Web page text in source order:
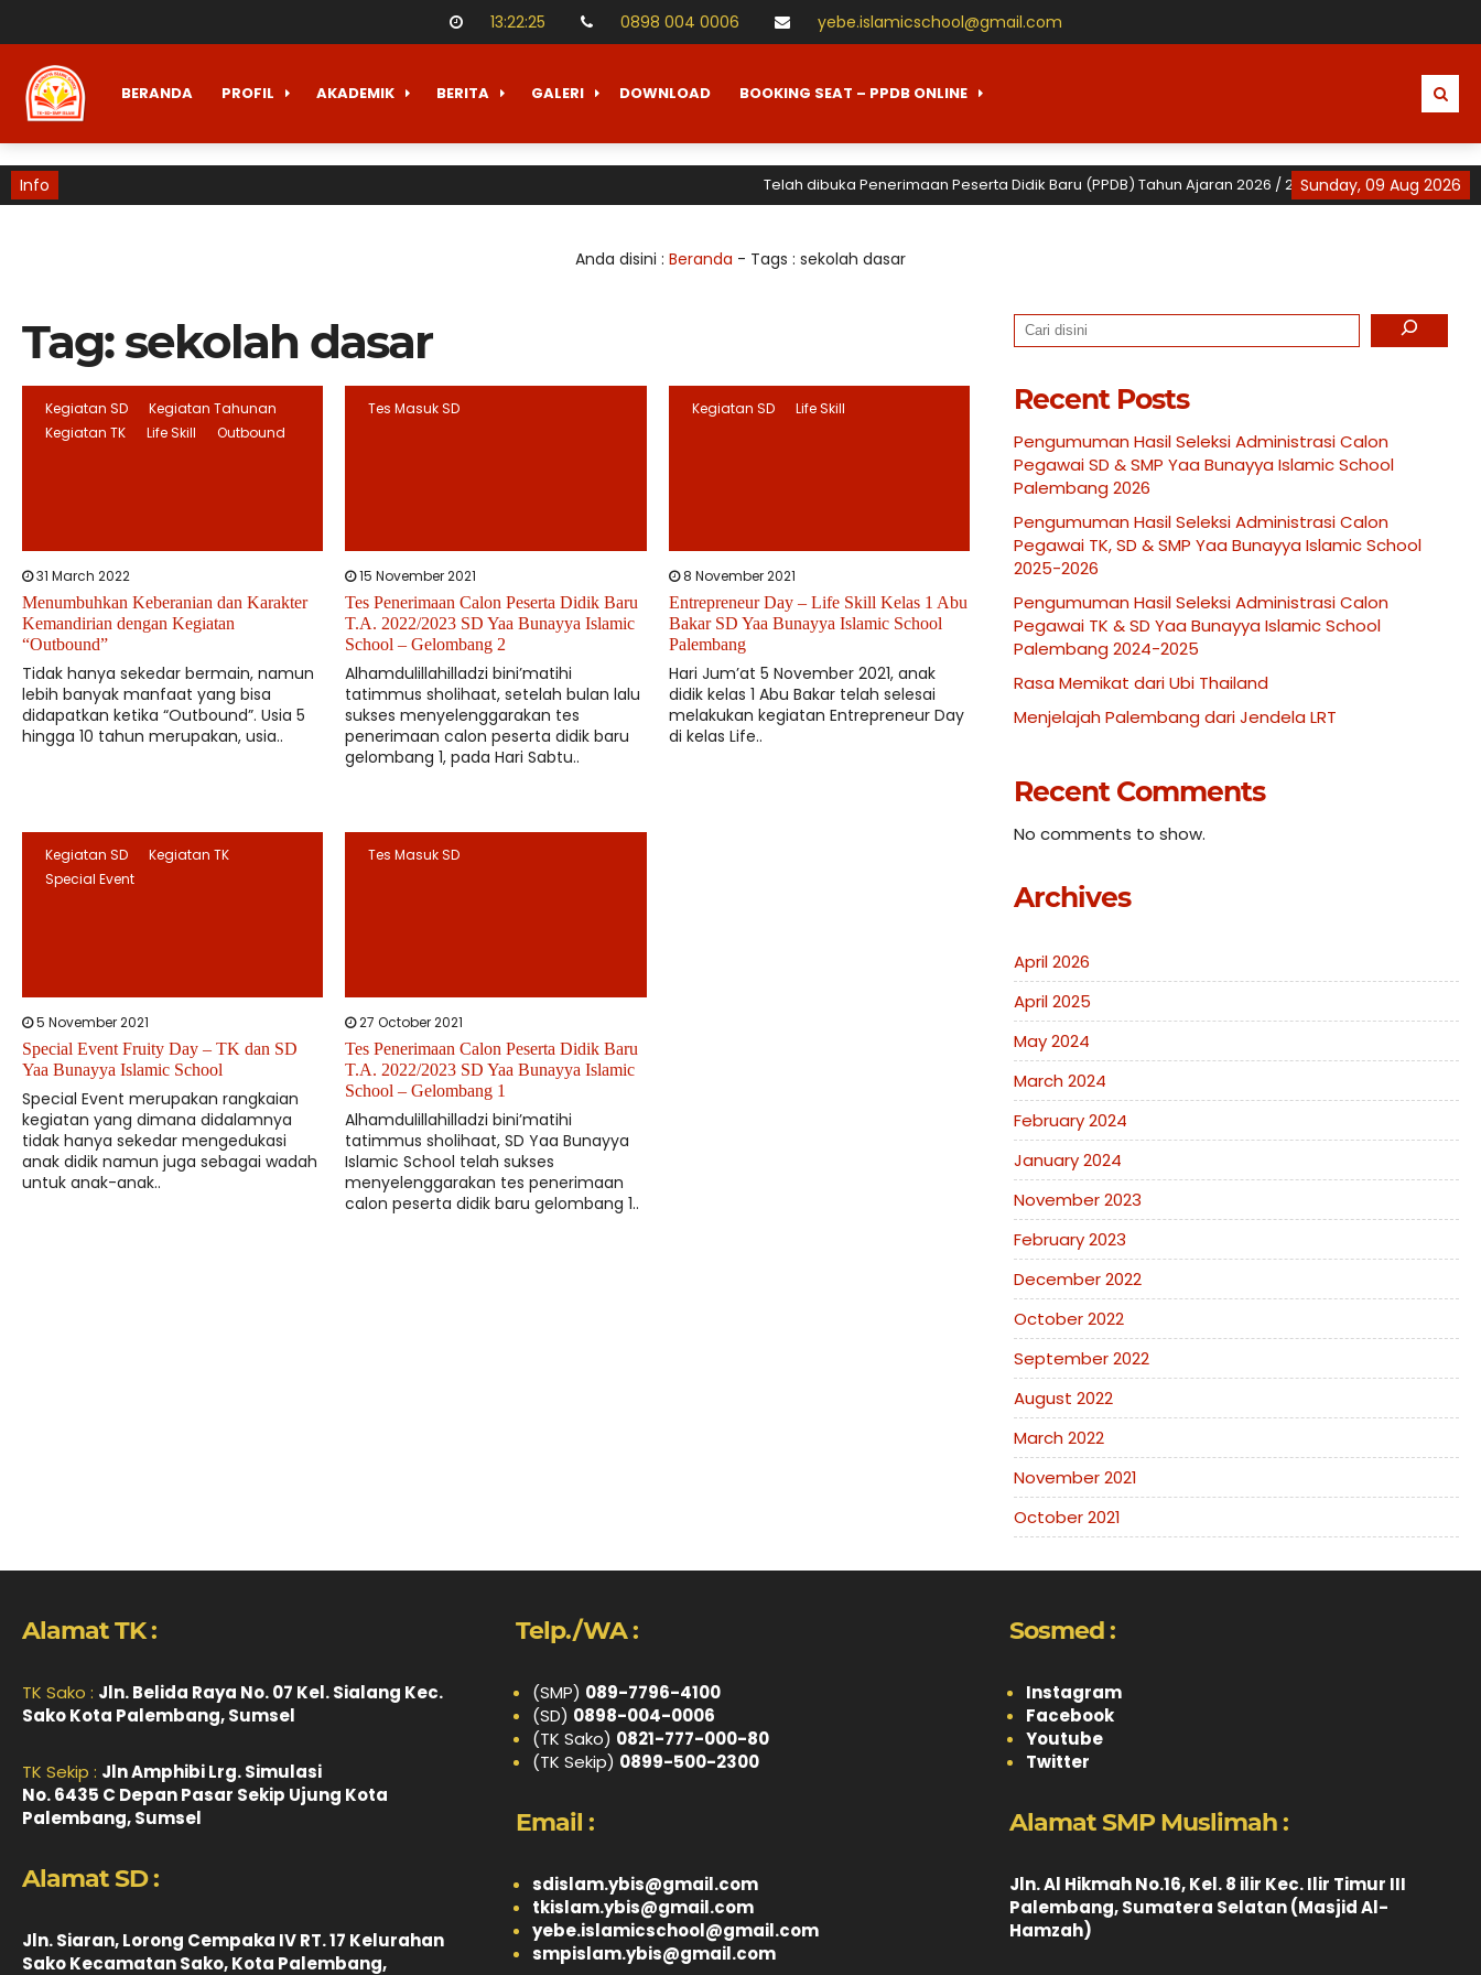
13:22:25 0898 004 0006 yebe.islamicschool@gmail.com
BERANDA PROFIL AKADEMIK BERITA GALERI DOWNLOAD BOOKING SEAT – PPDB ONLINE
Info Sunday, 09 Aug 2026
Telah dibuka Penerimaan Peserta Didik Baru (PPDB) Tahun Ajaran 2026 / 2027 untuk TK, SD dan
Anda disini : Beranda - Tags : sekolah dasar
Tag:sekolah dasar
Kegiatan SD
Kegiatan Tahunan
Kegiatan TK
Life Skill Outbound
31 March 2022
Menumbuhkan Keberanian dan Karakter
Kemandirian dengan Kegiatan
“Outbound”
Tidak hanya sekedar bermain, namun
lebih banyak manfaat yang bisa
didapatkan ketika “Outbound”. Usia 5
hingga 10 tahun merupakan, usia..
Tes Masuk SD
15 November 2021
Tes Penerimaan Calon Peserta Didik Baru
T.A. 2022/2023 SD Yaa Bunayya Islamic
School – Gelombang 2
Alhamdulillahilladzi bini’matihi
tatimmus sholihaat, setelah bulan lalu
sukses menyelenggarakan tes
penerimaan calon peserta didik baru
gelombang 1, pada Hari Sabtu..
Kegiatan SD Life Skill
8 November 2021
Entrepreneur Day – Life Skill Kelas 1 Abu
Bakar SD Yaa Bunayya Islamic School
Palembang
Hari Jum’at 5 November 2021, anak
didik kelas 1 Abu Bakar telah selesai
melakukan kegiatan Entrepreneur Day
di kelas Life..
Kegiatan SD
Kegiatan TK
Special Event
5 November 2021
Special Event Fruity Day – TK dan SD
Yaa Bunayya Islamic School
Special Event merupakan rangkaian
kegiatan yang dimana didalamnya
tidak hanya sekedar mengedukasi
anak didik namun juga sebagai wadah
untuk anak-anak..
Tes Masuk SD
27 October 2021
Tes Penerimaan Calon Peserta Didik Baru
T.A. 2022/2023 SD Yaa Bunayya Islamic
School – Gelombang 1
Alhamdulillahilladzi bini’matihi
tatimmus sholihaat, SD Yaa Bunayya
Islamic School telah sukses
menyelenggarakan tes penerimaan
calon peserta didik baru gelombang 1..
Search
Recent Posts
Pengumuman Hasil Seleksi Administrasi Calon
Pegawai SD & SMP Yaa Bunayya Islamic School
Palembang 2026
Pengumuman Hasil Seleksi Administrasi Calon
Pegawai TK, SD & SMP Yaa Bunayya Islamic School
2025-2026
Pengumuman Hasil Seleksi Administrasi Calon
Pegawai TK & SD Yaa Bunayya Islamic School
Palembang 2024-2025
Rasa Memikat dari Ubi Thailand
Menjelajah Palembang dari Jendela LRT
Recent Comments
No comments to show.
Archives
April 2026
April 2025
May 2024
March 2024
February 2024
January 2024
November 2023
February 2023
December 2022
October 2022
September 2022
August 2022
March 2022
November 2021
October 2021
Alamat TK :
TK Sako : Jln. Belida Raya No. 07 Kel. Sialang Kec.
Sako Kota Palembang, Sumsel
TK Sekip : Jln Amphibi Lrg. Simulasi
No. 6435 C Depan Pasar Sekip Ujung Kota
Palembang, Sumsel
Alamat SD :
Jln. Siaran, Lorong Cempaka IV RT. 17 Kelurahan
Sako Kecamatan Sako, Kota Palembang,
Telp./WA :
(SMP) 089-7796-4100
(SD) 0898-004-0006
(TK Sako) 0821-777-000-80
(TK Sekip) 0899-500-2300
Email :
sdislam.ybis@gmail.com
tkislam.ybis@gmail.com
yebe.islamicschool@gmail.com
smpislam.ybis@gmail.com
Sosmed :
Instagram
Facebook
Youtube
Twitter
Alamat SMP Muslimah :
Jln. Al Hikmah No.16, Kel. 8 ilir Kec. Ilir Timur III
Palembang, Sumatera Selatan (Masjid Al-
Hamzah)